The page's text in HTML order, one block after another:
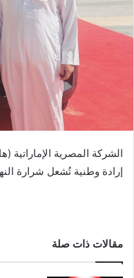
إرادة وطنية تُشعل شرارة
مقالات ذات صلة